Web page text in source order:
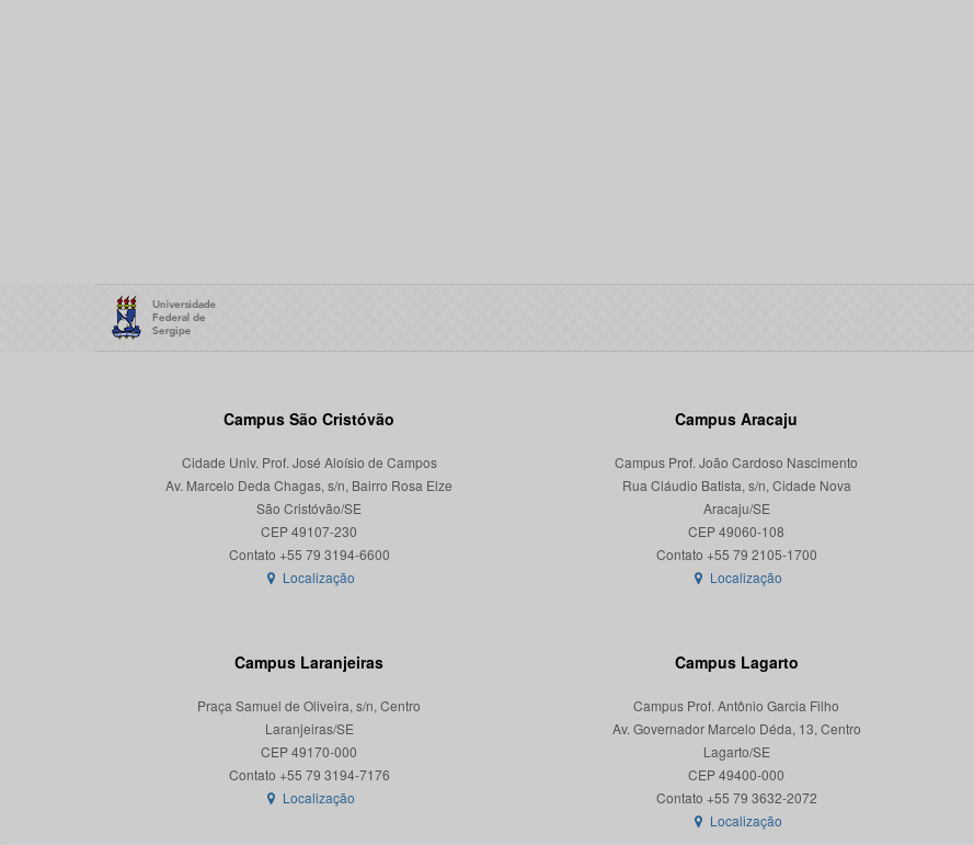
Campus São Cristóvão
Cidade Univ. Prof. José Aloísio de Campos
Av. Marcelo Deda Chagas, s/n, Bairro Rosa Elze
São Cristóvão/SE
CEP 49107-230
Localização
Campus Aracaju
Campus Prof. João Cardoso Nascimento
Rua Cláudio Batista, s/n, Cidade Nova
Aracaju/SE
CEP 49060-108
Localização
Campus Laranjeiras
Praça Samuel de Oliveira, s/n, Centro
Laranjeiras/SE
CEP 49170-000
Localização
Campus Lagarto
Campus Prof. Antônio Garcia Filho
Av. Governador Marcelo Déda, 13, Centro
Lagarto/SE
CEP 49400-000
Localização